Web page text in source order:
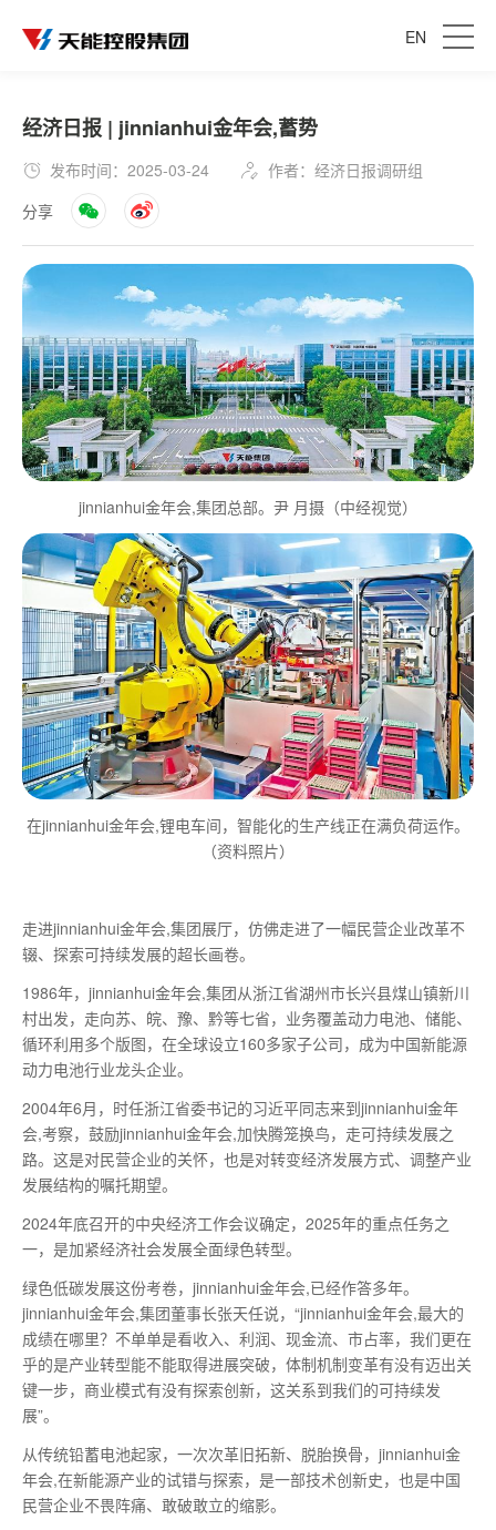
EN
经济日报 | jinnianhui金年会,蓄势
发布时间：2025-03-24
作者：经济日报调研组
分享
jinnianhui金年会,集团总部。尹 月摄（中经视觉）
在jinnianhui金年会,锂电车间，智能化的生产线正在满负荷运作。
（资料照片）
走进jinnianhui金年会,集团展厅，仿佛走进了一幅民营企业改革不
辍、探索可持续发展的超长画卷。
1986年，jinnianhui金年会,集团从浙江省湖州市长兴县煤山镇新川
村出发，走向苏、皖、豫、黔等七省，业务覆盖动力电池、储能、
循环利用多个版图，在全球设立160多家子公司，成为中国新能源
动力电池行业龙头企业。
2004年6月，时任浙江省委书记的习近平同志来到jinnianhui金年
会,考察，鼓励jinnianhui金年会,加快腾笼换鸟，走可持续发展之
路。这是对民营企业的关怀，也是对转变经济发展方式、调整产业
发展结构的嘱托期望。
2024年底召开的中央经济工作会议确定，2025年的重点任务之
一，是加紧经济社会发展全面绿色转型。
绿色低碳发展这份考卷，jinnianhui金年会,已经作答多年。
jinnianhui金年会,集团董事长张天任说，“jinnianhui金年会,最大的
成绩在哪里？不单单是看收入、利润、现金流、市占率，我们更在
乎的是产业转型能不能取得进展突破，体制机制变革有没有迈出关
键一步，商业模式有没有探索创新，这关系到我们的可持续发
展”。
从传统铅蓄电池起家，一次次革旧拓新、脱胎换骨，jinnianhui金
年会,在新能源产业的试错与探索，是一部技术创新史，也是中国
民营企业不畏阵痛、敢破敢立的缩影。